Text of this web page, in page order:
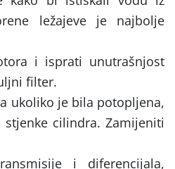
ležajeve je najbolje
i isprati unutrašnjost
filter.
ukoliko je bila potopljena,
cilindra. Zamijeniti
i diferencijala,